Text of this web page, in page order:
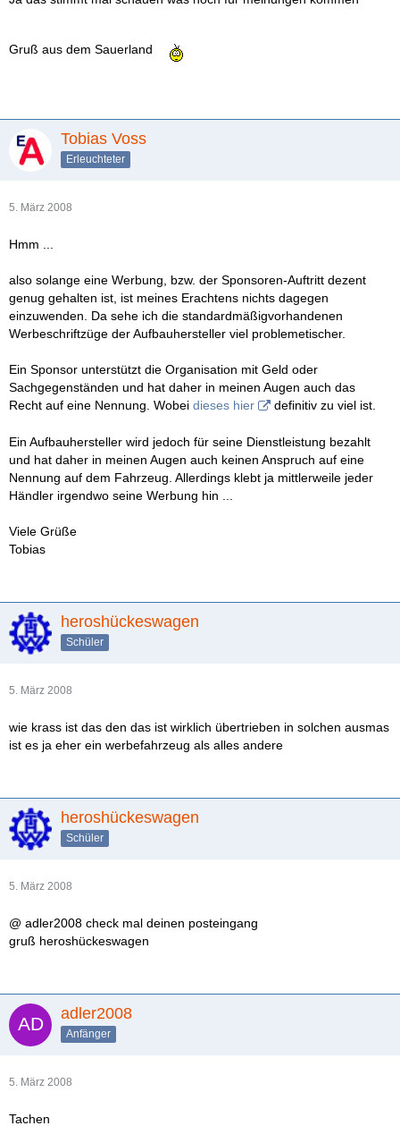
Gruß aus dem Sauerland
Tobias Voss
Erleuchteter
5. März 2008
Hmm ...
also solange eine Werbung, bzw. der Sponsoren-Auftritt dezent
genug gehalten ist, ist meines Erachtens nichts dagegen
einzuwenden. Da sehe ich die standardmäßigvorhandenen
Werbeschriftzüge der Aufbauhersteller viel problemetischer.
Ein Sponsor unterstützt die Organisation mit Geld oder
Sachgegenständen und hat daher in meinen Augen auch das
Recht auf eine Nennung. Wobei dieses hier definitiv zu viel ist.
Ein Aufbauhersteller wird jedoch für seine Dienstleistung bezahlt
und hat daher in meinen Augen auch keinen Anspruch auf eine
Nennung auf dem Fahrzeug. Allerdings klebt ja mittlerweile jeder
Händler irgendwo seine Werbung hin ...
Viele Grüße
Tobias
heroshückeswagen
Schüler
5. März 2008
wie krass ist das den das ist wirklich übertrieben in solchen ausmas
ist es ja eher ein werbefahrzeug als alles andere
heroshückeswagen
Schüler
5. März 2008
@ adler2008 check mal deinen posteingang
gruß heroshückeswagen
adler2008
Anfänger
5. März 2008
Tachen